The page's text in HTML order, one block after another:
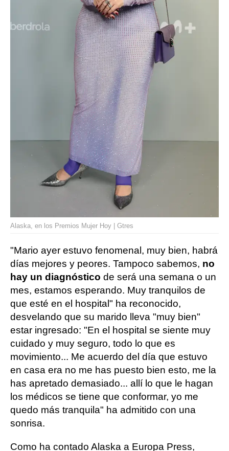
Alaska, en los Premios Mujer Hoy | Gtres
"Mario ayer estuvo fenomenal, muy bien, habrá
días mejores y peores. Tampoco sabemos, no
hay un diagnóstico de será una semana o un
mes, estamos esperando. Muy tranquilos de
que esté en el hospital" ha reconocido,
desvelando que su marido lleva "muy bien"
estar ingresado: "En el hospital se siente muy
cuidado y muy seguro, todo lo que es
movimiento... Me acuerdo del día que estuvo
en casa era no me has puesto bien esto, me la
has apretado demasiado... allí lo que le hagan
los médicos se tiene que conformar, yo me
quedo más tranquila" ha admitido con una
sonrisa.
Como ha contado Alaska a Europa Press,